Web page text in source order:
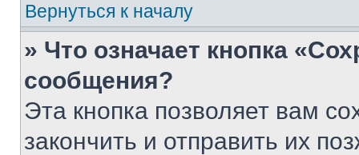
Вернуться к началу
» Что означает кнопка
сообщения?
Эта кнопка позволяет вам
закончить и отправить их